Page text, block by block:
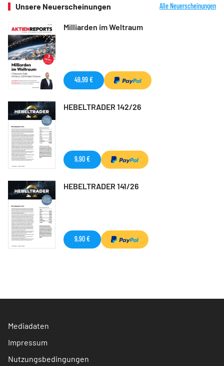
Unsere Neuerscheinungen Alle Neuerscheinungen
Milliarden im Weltraum
49,99 €
HEBELTRADER 142/26
9,90 €
HEBELTRADER 141/26
9,90 €
Mediadaten
Impressum
Nutzungsbedingungen